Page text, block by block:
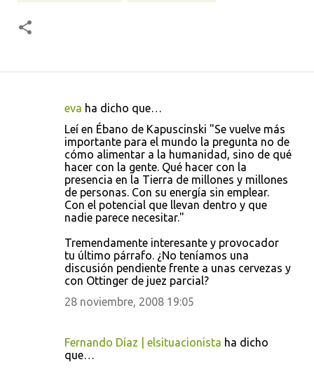
eva ha dicho que…
Leí en Ébano de Kapuscinski "Se vuelve más
importante para el mundo la pregunta no de
cómo alimentar a la humanidad, sino de qué
hacer con la gente. Qué hacer con la
presencia en la Tierra de millones y millones
de personas. Con su energía sin emplear.
Con el potencial que llevan dentro y que
nadie parece necesitar."
Tremendamente interesante y provocador
tu último párrafo. ¿No teníamos una
discusión pendiente frente a unas cervezas y
con Ottinger de juez parcial?
28 noviembre, 2008 19:05
Fernando Díaz | elsituacionista ha dicho
que…